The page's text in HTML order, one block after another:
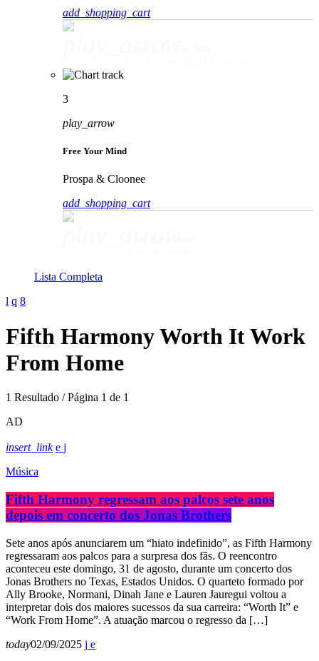
add_shopping_cart
3
play_arrow
Free Your Mind
Prospa & Cloonee
add_shopping_cart
Lista Completa
Fifth Harmony Worth It Work
From Home
1 Resultado / Página 1 de 1
AD
insert_link
Música
Fifth Harmony regressam aos palcos sete anos
depois em concerto dos Jonas Brothers
Sete anos após anunciarem um “hiato indefinido”, as Fifth Harmony
regressaram aos palcos para a surpresa dos fãs. O reencontro
aconteceu este domingo, 31 de agosto, durante um concerto dos
Jonas Brothers no Texas, Estados Unidos. O quarteto formado por
Ally Brooke, Normani, Dinah Jane e Lauren Jauregui voltou a
interpretar dois dos maiores sucessos da sua carreira: “Worth It” e
“Work From Home”. A atuação marcou o regresso da […]
today02/09/2025